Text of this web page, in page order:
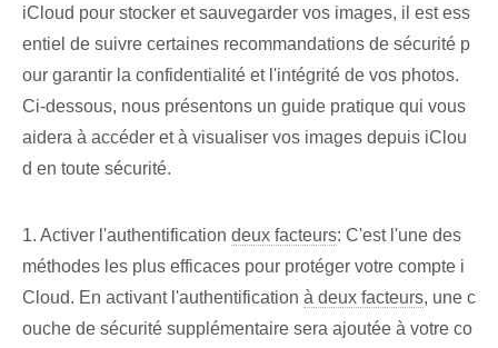
iCloud⁤ pour stocker et sauvegarder⁤ vos images, il est ess
entiel de suivre certaines recommandations de sécurité p
our ⁤garantir la confidentialité et⁤ l'intégrité de vos photos.
Ci-dessous, nous présentons‌ un guide pratique qui vous
aidera à accéder et à visualiser vos images depuis iClou
d en toute sécurité.
1. Activer l'authentification deux facteurs: ⁤C'est l'une⁢ des
‌méthodes les plus efficaces pour protéger votre compte i
Cloud.⁣ En activant⁤ l'authentification à deux facteurs, une c
ouche de sécurité supplémentaire sera ajoutée à votre co